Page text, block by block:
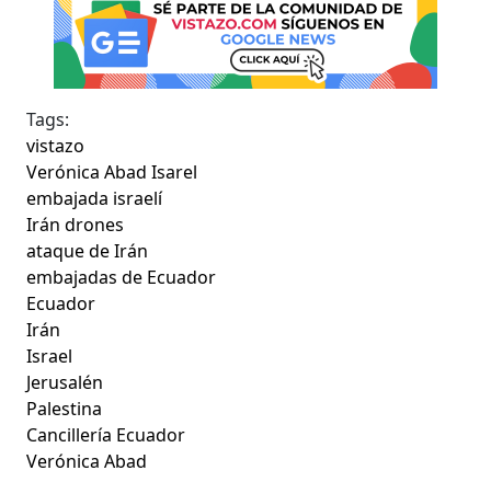
Tags:
vistazo
Verónica Abad Isarel
embajada israelí
Irán drones
ataque de Irán
embajadas de Ecuador
Ecuador
Irán
Israel
Jerusalén
Palestina
Cancillería Ecuador
Verónica Abad